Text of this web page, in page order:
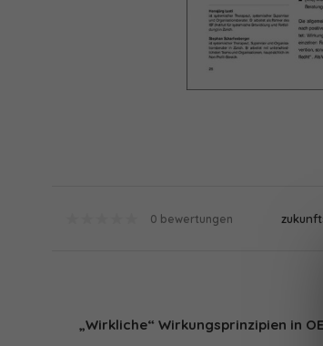
0 bewertungen
„Wirkliche“ Wirkungsprinzipien in